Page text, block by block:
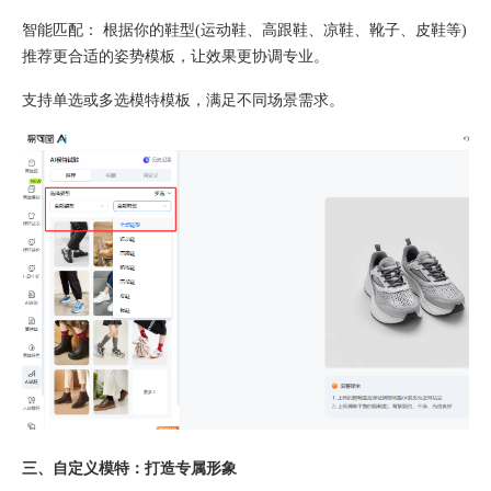
​智能匹配：​​ 根据你的鞋型​(运动鞋、高跟鞋、凉鞋、靴子、皮鞋等)
推荐更合适的姿势模板，让效果更协调专业。
支持单选或多选模特模板，满足不同场景需求。
三、自定义模特：打造专属形象​